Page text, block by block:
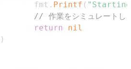
fmt
. Printf (
// 作業をシミュレートし
return
nil
)